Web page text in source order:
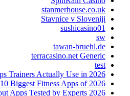
stanmerhouse.co.uk
Stavnice v Sloveniji
sushicasino01
sw
tawan-bruehl.de
terracasino.net Generic
test
Trainers Actually Use in 2026
Biggest Fitness Apps of 2026
Apps Tested by Experts 2026